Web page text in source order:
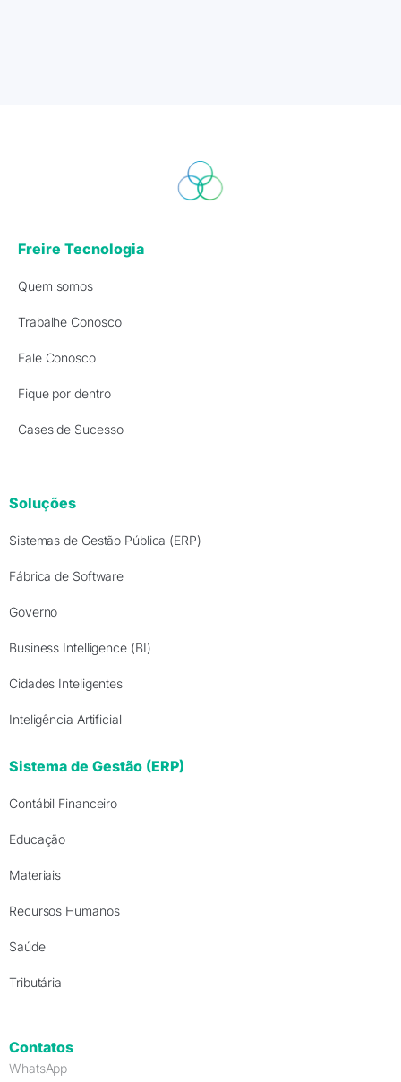
Freire Tecnologia
Quem somos
Trabalhe Conosco
Fale Conosco
Fique por dentro
Cases de Sucesso
Soluções
Sistemas de Gestão Pública (ERP)
Fábrica de Software
Governo
Business Intelligence (BI)
Cidades Inteligentes
Inteligência Artificial
Sistema de Gestão (ERP)
Contábil Financeiro
Educação
Materiais
Recursos Humanos
Saúde
Tributária
Contatos
WhatsApp